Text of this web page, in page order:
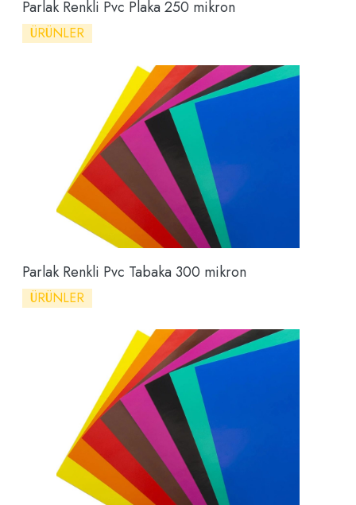
Parlak Renkli Pvc Plaka 250 mikron
ÜRÜNLER
Parlak Renkli Pvc Tabaka 300 mikron
ÜRÜNLER